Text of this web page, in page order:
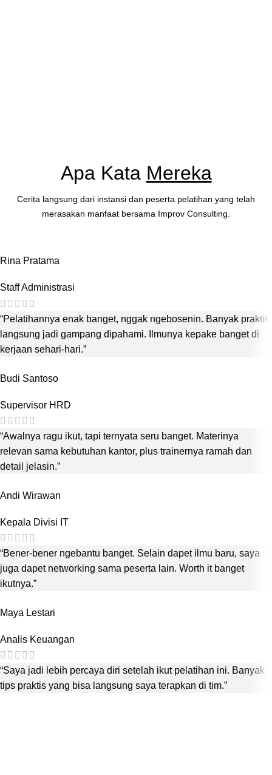
Apa Kata Mereka
Cerita langsung dari instansi dan peserta pelatihan yang telah
merasakan manfaat bersama Improv Consulting.
Rina Pratama
Staff Administrasi
“Pelatihannya enak banget, nggak ngebosenin. Banyak praktik
langsung jadi gampang dipahami. Ilmunya kepake banget di
kerjaan sehari-hari.”
Budi Santoso
Supervisor HRD
“Awalnya ragu ikut, tapi ternyata seru banget. Materinya
relevan sama kebutuhan kantor, plus trainernya ramah dan
detail jelasin.”
Andi Wirawan
Kepala Divisi IT
“Bener-bener ngebantu banget. Selain dapet ilmu baru, saya
juga dapet networking sama peserta lain. Worth it banget
ikutnya.”
Maya Lestari
Analis Keuangan
“Saya jadi lebih percaya diri setelah ikut pelatihan ini. Banyak
tips praktis yang bisa langsung saya terapkan di tim.”